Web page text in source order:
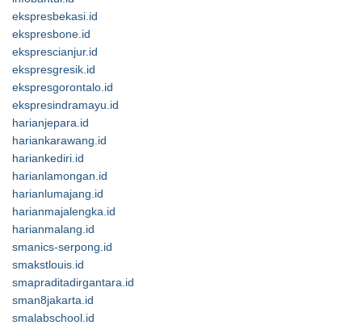
ekspresbekasi.id
ekspresbone.id
eksprescianjur.id
ekspresgresik.id
ekspresgorontalo.id
ekspresindramayu.id
harianjepara.id
hariankarawang.id
hariankediri.id
harianlamongan.id
harianlumajang.id
harianmajalengka.id
harianmalang.id
smanics-serpong.id
smakstlouis.id
smapraditadirgantara.id
sman8jakarta.id
smalabschool.id